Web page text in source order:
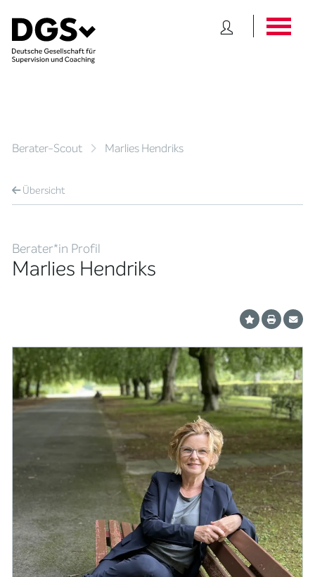
Berater-Scout Marlies Hendriks
Übersicht
Berater*in Profil
Marlies Hendriks